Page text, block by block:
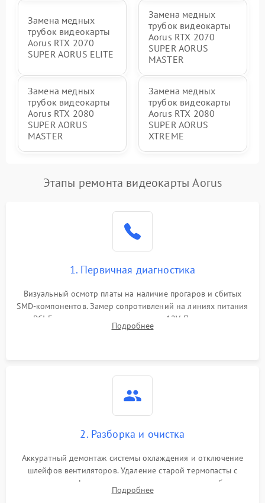
Замена медных
трубок видеокарты
Aorus RTX 2070
SUPER AORUS ELITE
Замена медных
трубок видеокарты
Aorus RTX 2070
SUPER AORUS
MASTER
Замена медных
трубок видеокарты
Aorus RTX 2080
SUPER AORUS
MASTER
Замена медных
трубок видеокарты
Aorus RTX 2080
SUPER AORUS
XTREME
Этапы ремонта видеокарты Aorus
1. Первичная диагностика
Визуальный осмотр платы на наличие прогаров и сбитых
SMD-компонентов. Замер сопротивлений на линиях питания
PCI-E и дополнительных разъемах 12V. Проверка на
короткое замыкание основных дросселей питания GPU и
Подробнее
2. Разборка и очистка
Аккуратный демонтаж системы охлаждения и отключение
шлейфов вентиляторов. Удаление старой термопасты с
кристалла графического чипа и термопрокладок с банок
памяти и зоны VRM. Очистка платы от пыли и окислов.
Подробнее